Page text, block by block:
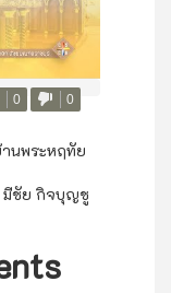
0 0
นพระหฤทัย
มีชัย กิจบุญชู